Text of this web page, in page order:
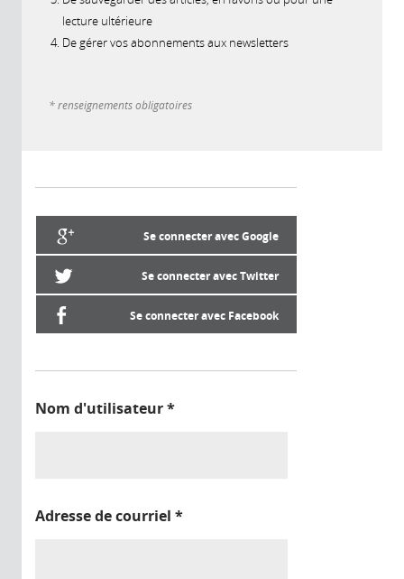
lecture ultérieure
De gérer vos abonnements aux newsletters
* renseignements obligatoires
Se connecter avec Google
Se connecter avec Twitter
Se connecter avec Facebook
Nom d'utilisateur*
Adresse de courriel *